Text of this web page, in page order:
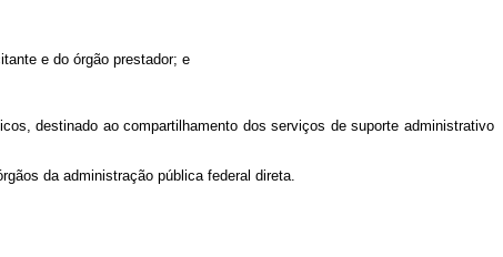
e do órgão prestador; e
destinado ao compartilhamento dos serviços de suporte administrativo
da administração pública federal direta.